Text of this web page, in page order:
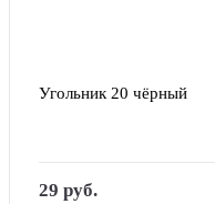
Угольник 20 чёрный
29 руб.